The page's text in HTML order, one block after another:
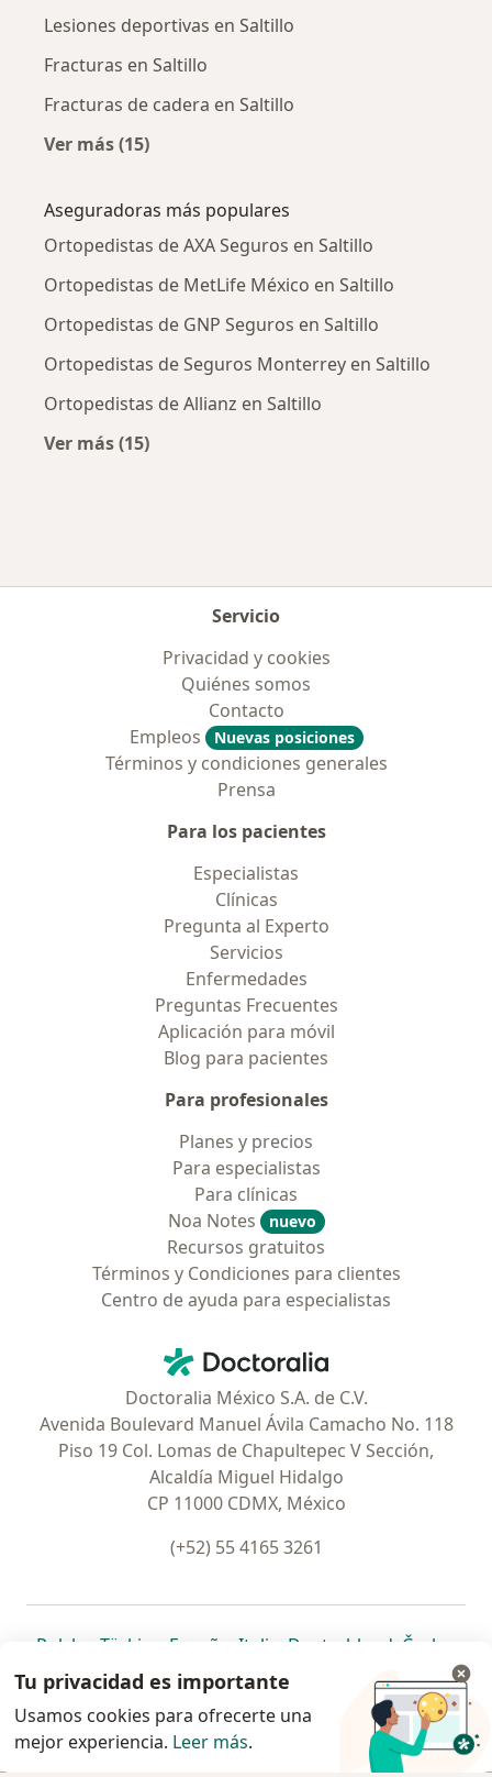
Lesiones deportivas en Saltillo
Fracturas en Saltillo
Fracturas de cadera en Saltillo
Ver más (15)
Aseguradoras más populares
Ortopedistas de AXA Seguros en Saltillo
Ortopedistas de MetLife México en Saltillo
Ortopedistas de GNP Seguros en Saltillo
Ortopedistas de Seguros Monterrey en Saltillo
Ortopedistas de Allianz en Saltillo
Ver más (15)
Servicio
Privacidad y cookies
Quiénes somos
Contacto
Empleos
Nuevas posiciones
Términos y condiciones generales
Prensa
Para los pacientes
Especialistas
Clínicas
Pregunta al Experto
Servicios
Enfermedades
Preguntas Frecuentes
Aplicación para móvil
Blog para pacientes
Para profesionales
Planes y precios
Para especialistas
Para clínicas
Noa Notes
nuevo
Recursos gratuitos
Términos y Condiciones para clientes
Centro de ayuda para especialistas
Doctoralia - Página de inicio
Doctoralia México S.A. de C.V.
Avenida Boulevard Manuel Ávila Camacho No. 118
Piso 19 Col. Lomas de Chapultepec V Sección,
Alcaldía Miguel Hidalgo
CP 11000 CDMX, México
(+52) 55 4165 3261
Polska se abre en una nueva pestaña
Türkiye se abre en una nueva pestaña
España se abre en una nueva pestaña
Italia se abre en una nueva
Deutschlandse abre en
Česko
Portugal
se abre en una nueva pestaña
México se abre en una nueva pestaña
Chile se abre en una nueva pestaña
Brasil se abre en una nueva
se abre en
se
se abre en una nueva
www.doctoralia.com.mx © 2026 - Encuentra tu
Tu privacidad es importante
Usamos cookies para ofrecerte una
mejor experiencia. Leer más.